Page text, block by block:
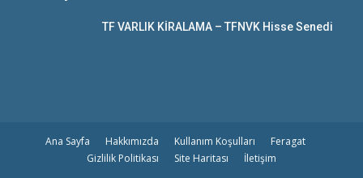
TF VARLIK KİRALAMA – TFNVK Hisse Senedi
Ana Sayfa Hakkımızda Kullanım Koşulları
Feragat
Gizlilik Politikası
Site Haritası
İletişim